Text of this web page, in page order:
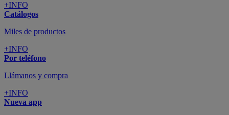
+INFO
Catálogos
Miles de productos
+INFO
Por teléfono
Llámanos y compra
+INFO
Nueva app